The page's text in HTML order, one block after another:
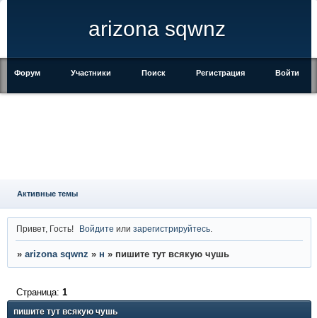
arizona sqwnz
Форум Участники Поиск Регистрация Войти
Активные темы
Привет, Гость! Войдите илизарегистрируйтесь
» arizona sqwnz » н » пишите тут всякую чушь
пишите тут всякую чушь
Страница: 1